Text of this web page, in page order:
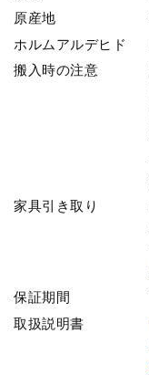
原産地
ホルムアルデヒド
搬入時の注意
家具引き取り
保証期間
取扱説明書